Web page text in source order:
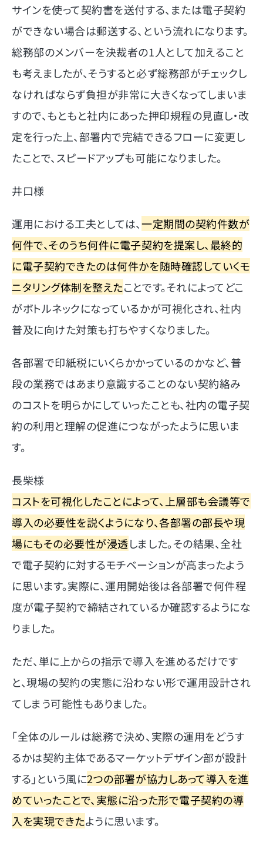
サインを使って契約書を送付する、または電子契約
ができない場合は郵送する、という流れになります。
総務部のメンバーを決裁者の1人として加えること
も考えましたが、そうすると必ず総務部がチェックし
なければならず負担が非常に大きくなってしまいま
すので、もともと社内にあった押印規程の見直し・改
定を行った上、部署内で完結できるフローに変更し
たことで、スピードアップも可能になりました。
井口様
運用における工夫としては、一定期間の契約件数が
何件で、そのうち何件に電子契約を提案し、最終的
に電子契約できたのは何件かを随時確認していくモ
ニタリング体制を整えたことです。それによってどこ
がボトルネックになっているかが可視化され、社内
普及に向けた対策も打ちやすくなりました。
各部署で印紙税にいくらかかっているのかなど、普
段の業務ではあまり意識することのない契約絡み
のコストを明らかにしていったことも、社内の電子契
約の利用と理解の促進につながったように思いま
す。
長柴様
コストを可視化したことによって、上層部も会議等で
導入の必要性を説くようになり、各部署の部長や現
場にもその必要性が浸透しました。その結果、全社
で電子契約に対するモチベーションが高まったよう
に思います。実際に、運用開始後は各部署で何件程
度が電子契約で締結されているか確認するようにな
りました。
ただ、単に上からの指示で導入を進めるだけです
と、現場の契約の実態に沿わない形で運用設計され
てしまう可能性もありました。
「全体のルールは総務で決め、実際の運用をどうす
るかは契約主体であるマーケットデザイン部が設計
する」という風に2つの部署が協力しあって導入を進
めていったことで、実態に沿った形で電子契約の導
入を実現できたように思います。